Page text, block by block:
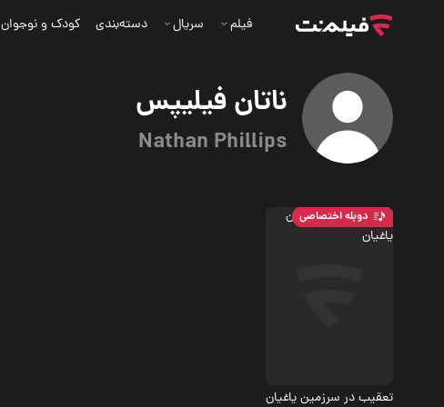
ناتان فیلیپس
Nathan Phillips
فیلم سریال دسته‌بندی کودک و نوجوان
دوبله اختصاصی
تعقیب در سرزمین یاغیان